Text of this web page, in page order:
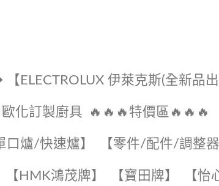
ELECTROLUX 伊萊克斯(全新品出
化訂製廚具 🔥🔥🔥特價區🔥🔥🔥
口爐/快速爐】 【零件/配件/調整器
【HMK鴻茂牌】 【寶田牌】 【怡